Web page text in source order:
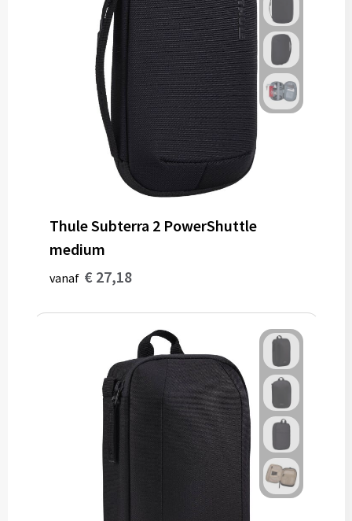
Persoonlijke verzorging
Thule Subterra 2 PowerShuttle
medium
vanaf € 27,18